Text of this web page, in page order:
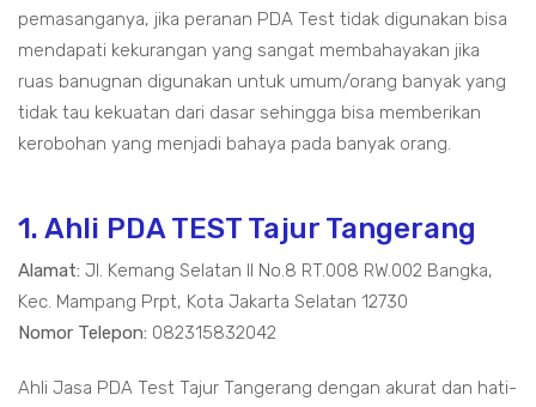
pemasanganya, jika peranan PDA Test tidak digunakan bisa
mendapati kekurangan yang sangat membahayakan jika
ruas banugnan digunakan untuk umum/orang banyak yang
tidak tau kekuatan dari dasar sehingga bisa memberikan
kerobohan yang menjadi bahaya pada banyak orang.
1. Ahli PDA TEST Tajur Tangerang
Alamat: Jl. Kemang Selatan II No.8 RT.008 RW.002 Bangka,
Kec. Mampang Prpt, Kota Jakarta Selatan 12730
Nomor Telepon: 082315832042
Ahli Jasa PDA Test Tajur Tangerang dengan akurat dan hati-